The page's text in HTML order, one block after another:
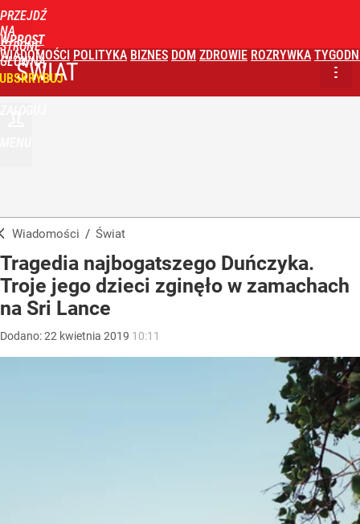
PRZEJDŹ
NA
STRONĘ
GŁÓWNĄ
WPROST
WIADOMOŚCI POLITYKA BIZNES DOM ZDROWIE ROZRYWKA
ŚWIAT
Wiadomości / Świat
Tragedia najbogatszego Duńczyka.
Troje jego dzieci zginęło w zamachach
na Sri Lance
Dodano:22 kwietnia 2019 10:11